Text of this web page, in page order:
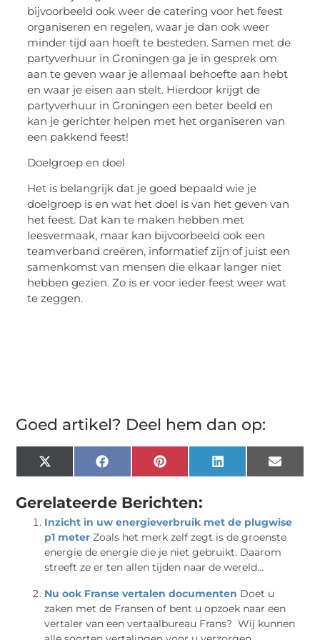
bijvoorbeeld ook weer de catering voor het feest
organiseren en regelen, waar je dan ook weer
minder tijd aan hoeft te besteden. Samen met de
partyverhuur in Groningen ga je in gesprek om
aan te geven waar je allemaal behoefte aan hebt
en waar je eisen aan stelt. Hierdoor krijgt de
partyverhuur in Groningen een beter beeld en
kan je gerichter helpen met het organiseren van
een pakkend feest!
Doelgroep en doel
Het is belangrijk dat je goed bepaald wie je
doelgroep is en wat het doel is van het geven van
het feest. Dat kan te maken hebben met
leesvermaak, maar kan bijvoorbeeld ook een
teamverband creëren, informatief zijn of juist een
samenkomst van mensen die elkaar langer niet
hebben gezien. Zo is er voor ieder feest weer wat
te zeggen.
Goed artikel? Deel hem dan op:
X
(Twitter)
FacebookPinterestLinkedInEmail
Gerelateerde Berichten:
Inzicht in uw energieverbruik met de plugwise
p1 meter Zoals het merk zelf zegt is de groenste
energie de energie die je niet gebruikt. Daarom
streeft ze er ten allen tijden naar de wereld...
Nu ook Franse vertalen documenten Doet u
zaken met de Fransen of bent u opzoek naar een
vertaler van een vertaalbureau Frans? Wij kunnen